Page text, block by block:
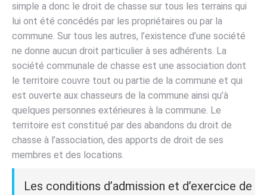
simple a donc le droit de chasse sur tous les terrains qui
lui ont été concédés par les propriétaires ou par la
commune. Sur tous les autres, l’existence d’une société
ne donne aucun droit particulier à ses adhérents. La
société communale de chasse est une association dont
le territoire couvre tout ou partie de la commune et qui
est ouverte aux chasseurs de la commune ainsi qu’à
quelques personnes extérieures à la commune. Le
territoire est constitué par des abandons du droit de
chasse à l’association, des apports de droit de ses
membres et des locations.
Les conditions d’admission et d’exercice de